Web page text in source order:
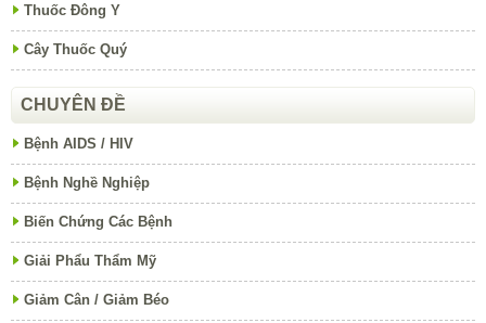
Thuốc Đông Y
Cây Thuốc Quý
CHUYÊN ĐỀ
Bệnh AIDS / HIV
Bệnh Nghề Nghiệp
Biến Chứng Các Bệnh
Giải Phẩu Thẩm Mỹ
Giảm Cân / Giảm Béo